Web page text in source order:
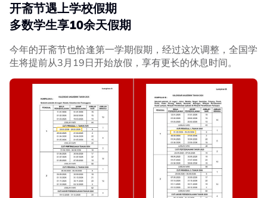
开斋节遇上学校假期
多数学生享10余天假期
今年的开斋节也恰逢第一学期假期，经过这次调整，全国学
生将提前从3月19日开始放假，享有更长的休息时间。